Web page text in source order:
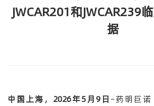
JWCAR201和JWCAR239
据
中国上海，2026年5月9日 –药明巨诺